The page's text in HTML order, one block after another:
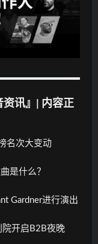
资讯』| 内容正
名次大变动
是什么？
Gardner进行演出
院开启B2B夜晚